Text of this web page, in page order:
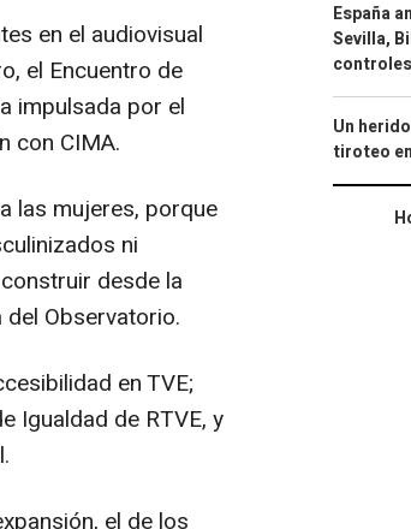
en el audiovisual
el Encuentro de
impulsada por el
con CIMA.
las mujeres, porque
ni
desde la
Observatorio.
en TVE;
Igualdad de RTVE, y
el de los
España
Sevilla,
Un
tiroteo